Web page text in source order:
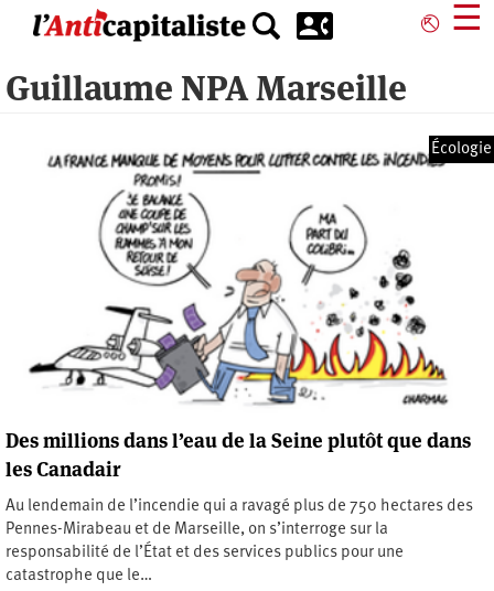
principal
⎋ ☰
Guillaume NPA Marseille
Écologie
Des millions dans l’eau de la Seine plutôt que dans
les Canadair
Au lendemain de l’incendie qui a ravagé plus de 750 hectares des
Pennes-Mirabeau et de Marseille, on s’interroge sur la
responsabilité de l’État et des services publics pour une
catastrophe que le…